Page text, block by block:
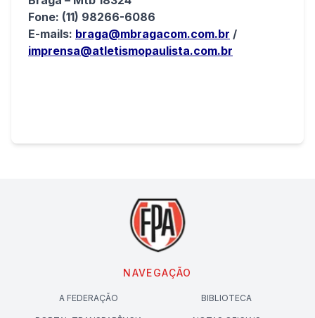
Fone: (11) 98266-6086
E-mails: braga@mbragacom.com.br /
imprensa@atletismopaulista.com.br
NAVEGAÇÃO
A FEDERAÇÃO BIBLIOTECA